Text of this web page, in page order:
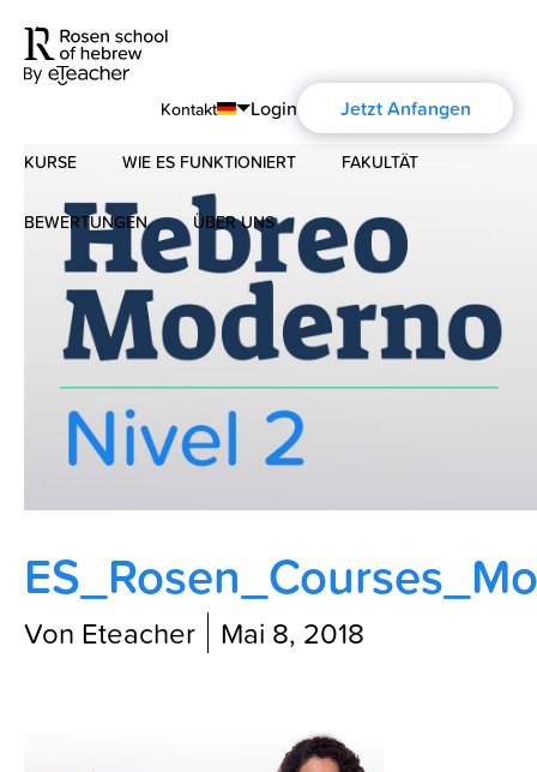
Kontakt
English
Português
Español
Français
Deutsch
Русский
Login Jetzt Anfangen
KURSE
Modernes Hebräisch
Biblisches Hebräisch
WIE ES FUNKTIONIERT FAKULTÄT
BEWERTUNGEN ÜBER UNS
Über uns
Über die Aharon Rosen
Zertifizierung
Blog
Von Eteacher Mai 8, 2018